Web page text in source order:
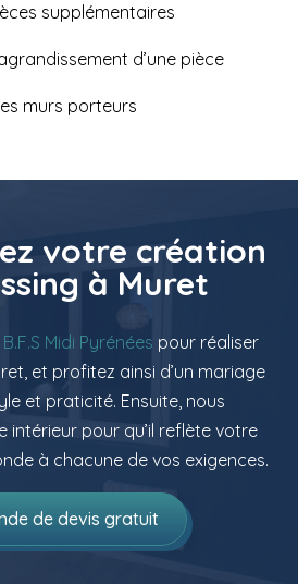
supplémentaires
d’une pièce
murs porteurs
votre création
à Muret
B.F.S Midi Pyrénées pour réaliser
et profitez ainsi d’un mariage
et praticité. Ensuite, nous
pour qu’il reflète votre
à chacune de vos exigences.
de devis gratuit